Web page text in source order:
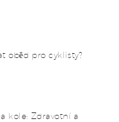
oběd pro cyklisty?
kole: Zdravotní a